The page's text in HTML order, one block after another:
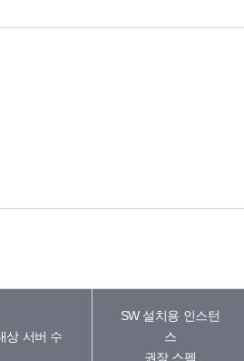
상 서버 수
SW 설치용 인스턴
스
권장 스펙